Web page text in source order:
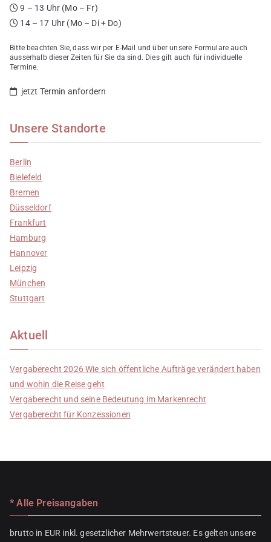
9 – 13 Uhr (Mo – Fr)
14 – 17 Uhr (Mo – Di + Do)
Bitte beachten Sie, dass wir per E-Mail und über unsere Formulare auch
ausserhalb dieser Zeiten für Sie da sind. Dies gilt auch für individuelle
Termine.
jetzt Termin anfordern
Unsere Standorte
Berlin
Bielefeld
Bremen
Düsseldorf
Frankfurt
Hamburg
Hannover
Leipzig
München
Stuttgart
Aktuell
Vergaberecht 2026 Wie sich öffentliche Aufträge verändert haben
und wohin die Reise geht
Vergaberecht und seine Bedeutung im Markenrecht
Vergaberecht für Konzessionen
* Alle Preisangaben
brutto in EUR inkl. gesetzlicher Mehrwertsteuer. Es gelten unsere